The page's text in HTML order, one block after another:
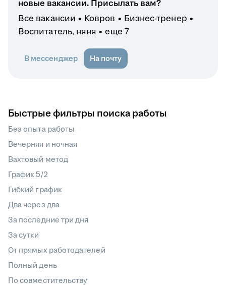
новые вакансии. Присылать вам?
Все вакансии
Ковров
Бизнес-тренер
Воспитатель, няня
еще 7
В мессенджер На почту
Быстрые фильтры поиска работы
Без опыта работы
Вечерняя и ночная
Вахтовый метод
График 5/2
Гибкий график
Два через два
За последние три дня
За сутки
От прямых работодателей
Полный день
По совместительству